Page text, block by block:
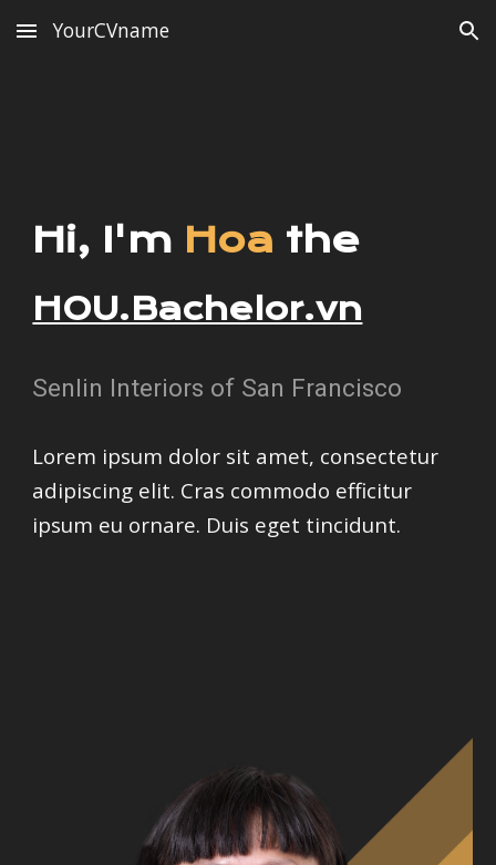
Skip to main content Skip to navigation
YourCVname
Hi, I'm Hoa the
HOU.Bachelor.vn
Senlin Interiors of San Francisco
Lorem ipsum dolor sit amet, consectetur
adipiscing elit. Cras commodo efficitur
ipsum eu ornare. Duis eget tincidunt.